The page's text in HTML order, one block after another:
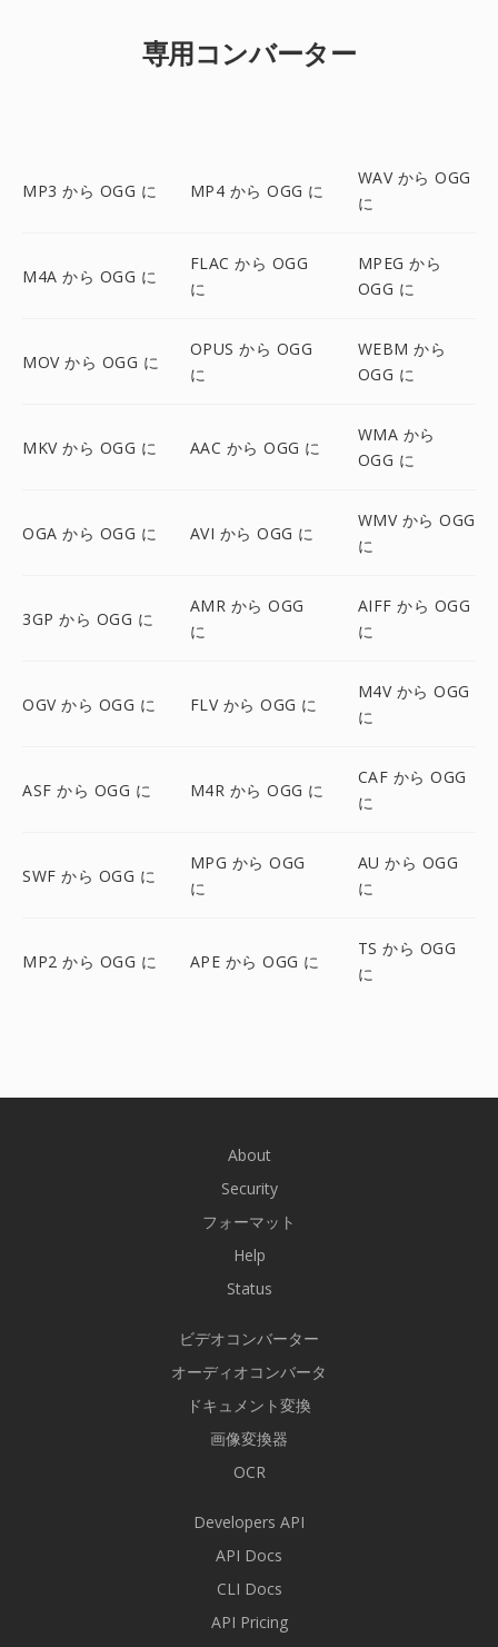
専用コンバーター
MP3 から OGG に MP4 から OGG に
WAV から OGG
に
M4A から OGG に
FLAC から OGG
に
MPEG から
OGG に
MOV から OGG に
OPUS から OGG
に
WEBM から
OGG に
MKV から OGG に AAC から OGG に
WMA から
OGG に
OGA から OGG に AVI から OGG に
WMV から OGG
に
3GP から OGG に
AMR から OGG
に
AIFF から OGG
に
OGV から OGG に FLV から OGG に
M4V から OGG
に
ASF から OGG に M4R から OGG に
CAF から OGG
に
SWF から OGG に
MPG から OGG
に
AU から OGG
に
MP2 から OGG に APE から OGG に
TS から OGG
に
About
Security
フォーマット
Help
Status
ビデオコンバーター
オーディオコンバータ
ドキュメント変換
画像変換器
OCR
Developers API
API Docs
CLI Docs
API Pricing